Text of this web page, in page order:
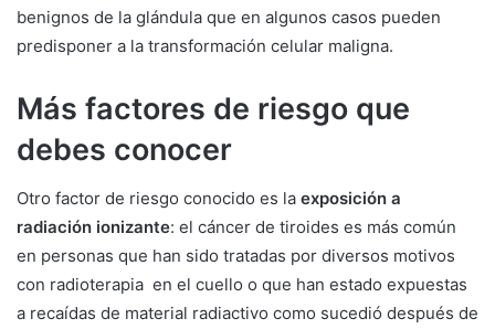
benignos de la glándula que en algunos casos pueden
predisponer a la transformación celular maligna.
Más factores de riesgo que
debes conocer
Otro factor de riesgo conocido es la exposición a
radiación ionizante: el cáncer de tiroides es más común
en personas que han sido tratadas por diversos motivos
con radioterapia en el cuello o que han estado expuestas
a recaídas de material radiactivo como sucedió después de